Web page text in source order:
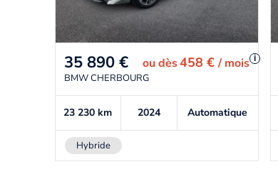
35 890 € oudès458 €/ mois i
BMW CHERBOURG
23 230km 2024 Automatique
Hybride